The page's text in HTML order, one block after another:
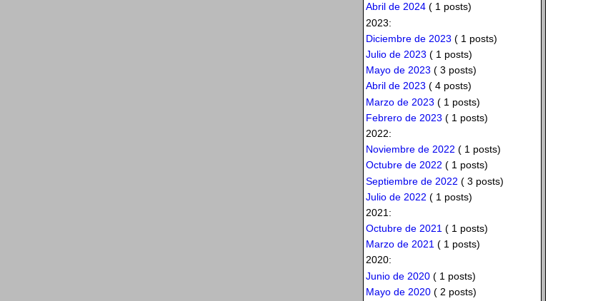
Abril de 2024( 1 posts)
2023:
Diciembre de 2023 ( 1 posts)
Julio de 2023 ( 1 posts)
Mayo de 2023 ( 3 posts)
Abril de 2023 ( 4 posts)
Marzo de 2023 ( 1 posts)
Febrero de 2023 ( 1 posts)
2022:
Noviembre de 2022 ( 1 posts)
Octubre de 2022 ( 1 posts)
Septiembre de 2022 ( 3 posts)
Julio de 2022 ( 1 posts)
2021:
Octubre de 2021 ( 1 posts)
Marzo de 2021( 1 posts)
2020:
Junio de 2020( 1 posts)
Mayo de 2020( 2 posts)